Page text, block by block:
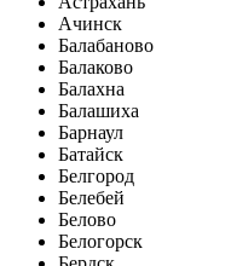
Ачинск
Балабаново
Балаково
Балахна
Балашиха
Барнаул
Батайск
Белгород
Белебей
Белово
Белогорск